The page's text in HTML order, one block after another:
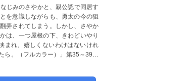
じみのさやかと、親公認で同居す
を意識しながらも、勇太の今の狙
弄されてしまう。しかし、さやか
は、一つ屋根の下、きわどいやり
まれ、嬉しくないわけはないけれ
。（フルカラー）」第35～39巻